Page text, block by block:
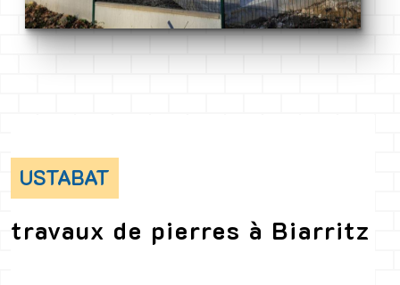
USTABAT
travaux de pierres à Biarritz